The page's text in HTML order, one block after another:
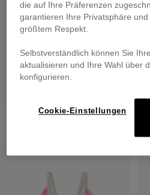
1 Piece Swimwear
die auf Ihre Präferenzen
garantieren Ihre Privatsphäre
größtem Respekt.
Selbstverständlich können Sie
aktualisieren und Ihre Wahl über
konfigurieren.
Cookie-Einstellungen